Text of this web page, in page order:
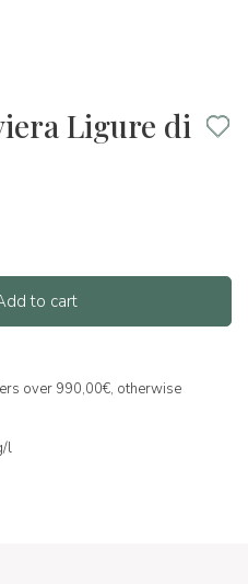
Ligure di
to cart
over 990,00€, otherwise
l